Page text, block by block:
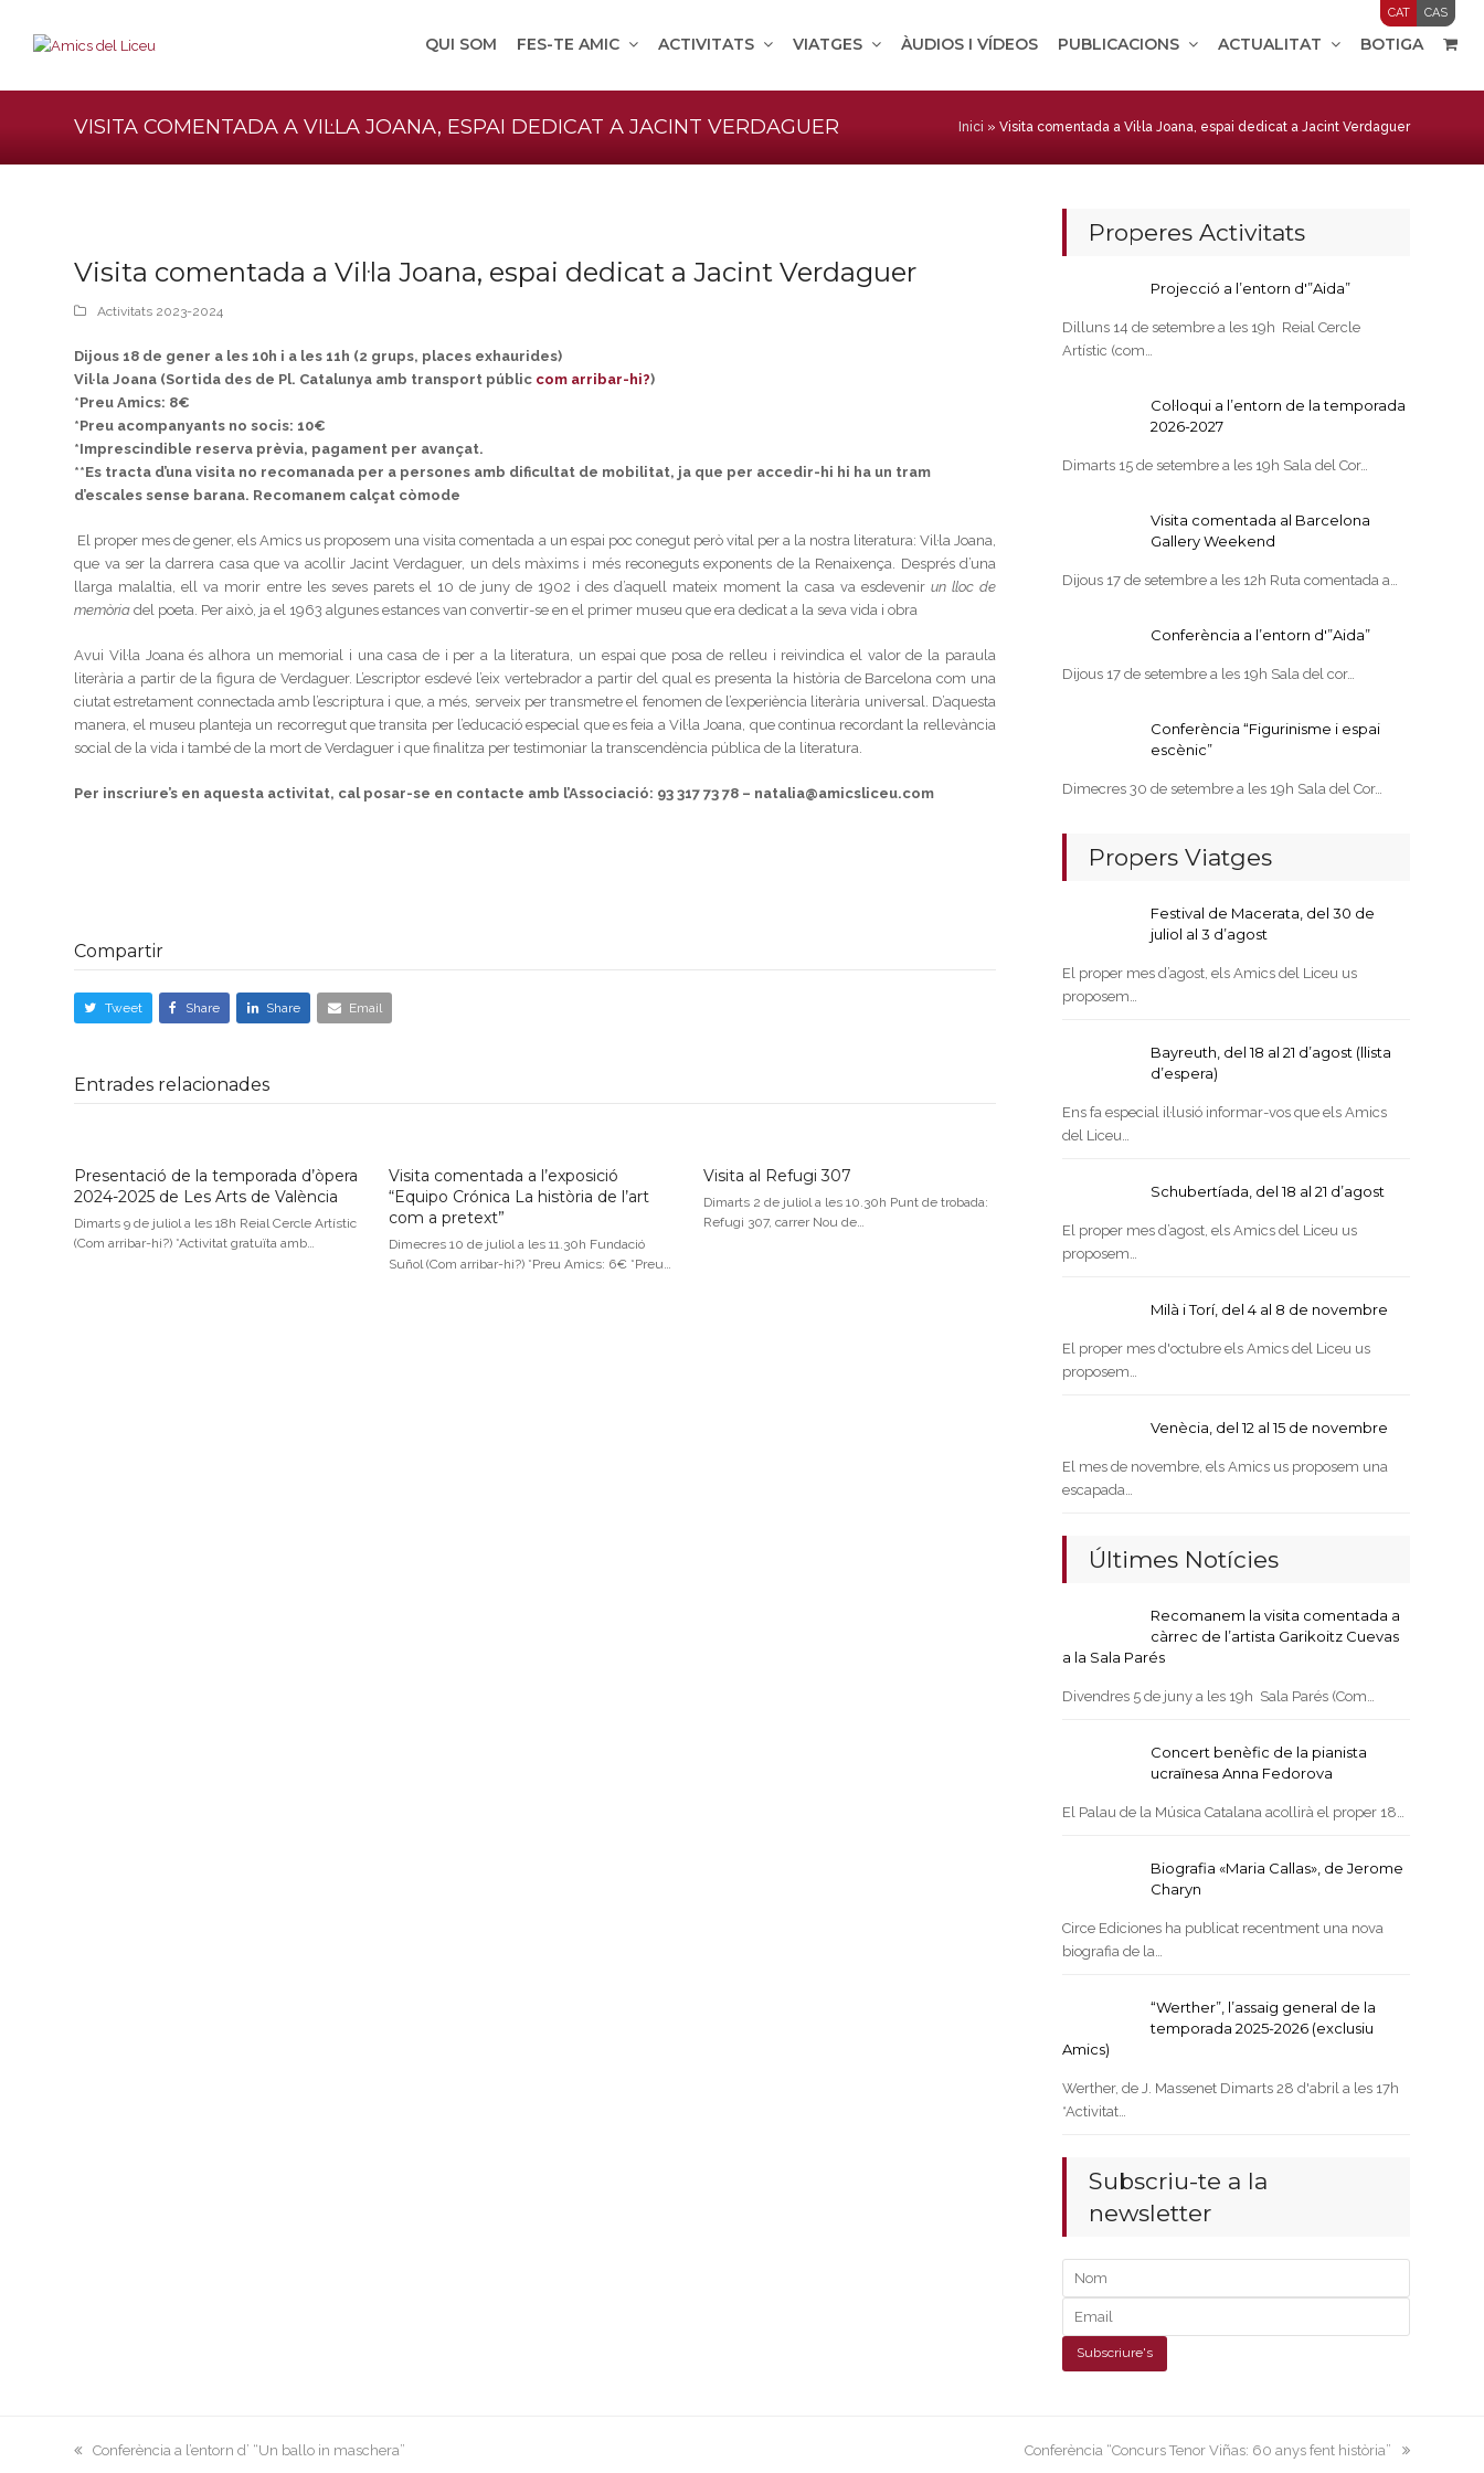
CAT CAS
QUI SOM FES-TE AMIC ACTIVITATS VIATGES ÀUDIOS I VÍDEOS PUBLICACIONS ACTUALITAT BOTIGA
VISITA COMENTADA A VIL·LA JOANA, ESPAI DEDICAT A JACINT VERDAGUER Inici » Visita comentada a Vil·la Joana, espai dedicat a Jacint Verdaguer
Visita comentada a Vil·la Joana, espai dedicat a Jacint Verdaguer
Activitats 2023-2024
Dijous 18 de gener a les 10h i a les 11h (2 grups, places exhaurides)
Vil·la Joana (Sortida des de Pl. Catalunya amb transport públic com arribar-hi?)
*Preu Amics: 8€
*Preu acompanyants no socis: 10€
*Imprescindible reserva prèvia, pagament per avançat.
**Es tracta d’una visita no recomanada per a persones amb dificultat de mobilitat, ja que per accedir-hi hi ha un tram
d’escales sense barana. Recomanem calçat còmode
El proper mes de gener, els Amics us proposem una visita comentada a un espai poc conegut però vital per a la nostra literatura: Vil·la Joana,
que va ser la darrera casa que va acollir Jacint Verdaguer, un dels màxims i més reconeguts exponents de la Renaixença. Després d’una
llarga malaltia, ell va morir entre les seves parets el 10 de juny de 1902 i des d’aquell mateix moment la casa va esdevenir un lloc de
memòria del poeta. Per això, ja el 1963 algunes estances van convertir-se en el primer museu que era dedicat a la seva vida i obra
Avui Vil·la Joana és alhora un memorial i una casa de i per a la literatura, un espai que posa de relleu i reivindica el valor de la paraula
literària a partir de la figura de Verdaguer. L’escriptor esdevé l’eix vertebrador a partir del qual es presenta la història de Barcelona com una
ciutat estretament connectada amb l’escriptura i que, a més, serveix per transmetre el fenomen de l’experiència literària universal. D’aquesta
manera, el museu planteja un recorregut que transita per l’educació especial que es feia a Vil·la Joana, que continua recordant la rellevància
social de la vida i també de la mort de Verdaguer i que finalitza per testimoniar la transcendència pública de la literatura.
Per inscriure’s en aquesta activitat, cal posar-se en contacte amb l’Associació: 93 317 73 78 – natalia@amicsliceu.com
Compartir
Tweet Share Share Email
Entrades relacionades
Presentació de la temporada d’òpera
2024-2025 de Les Arts de València
Dimarts 9 de juliol a les 18h Reial Cercle Artístic
(Com arribar-hi?) *Activitat gratuïta amb…
Visita comentada a l’exposició
“Equipo Crónica La història de l’art
com a pretext”
Dimecres 10 de juliol a les 11.30h Fundació
Suñol (Com arribar-hi?) *Preu Amics: 6€ *Preu…
Visita al Refugi 307
Dimarts 2 de juliol a les 10.30h Punt de trobada:
Refugi 307, carrer Nou de…
Properes Activitats
Projecció a l’entorn d'”Aida”
Dilluns 14 de setembre a les 19h Reial Cercle
Artístic (com…
Col·loqui a l’entorn de la temporada
2026-2027
Dimarts 15 de setembre a les 19h Sala del Cor…
Visita comentada al Barcelona
Gallery Weekend
Dijous 17 de setembre a les 12h Ruta comentada a…
Conferència a l’entorn d'”Aida”
Dijous 17 de setembre a les 19h Sala del cor…
Conferència “Figurinisme i espai
escènic”
Dimecres 30 de setembre a les 19h Sala del Cor…
Propers Viatges
Festival de Macerata, del 30 de
juliol al 3 d’agost
El proper mes d’agost, els Amics del Liceu us
proposem…
Bayreuth, del 18 al 21 d’agost (llista
d’espera)
Ens fa especial il·lusió informar-vos que els Amics
del Liceu…
Schubertíada, del 18 al 21 d’agost
El proper mes d’agost, els Amics del Liceu us
proposem…
Milà i Torí, del 4 al 8 de novembre
El proper mes d'octubre els Amics del Liceu us
proposem…
Venècia, del 12 al 15 de novembre
El mes de novembre, els Amics us proposem una
escapada…
Últimes Notícies
Recomanem la visita comentada a
càrrec de l’artista Garikoitz Cuevas
a la Sala Parés
Divendres 5 de juny a les 19h Sala Parés (Com…
Concert benèfic de la pianista
ucraïnesa Anna Fedorova
El Palau de la Música Catalana acollirà el proper 18…
Biografia «Maria Callas», de Jerome
Charyn
Circe Ediciones ha publicat recentment una nova
biografia de la…
“Werther”, l’assaig general de la
temporada 2025-2026 (exclusiu
Amics)
Werther, de J. Massenet Dimarts 28 d'abril a les 17h
*Activitat…
Subscriu-te a la
newsletter
previous
Conferència a l’entorn d’ “Un ballo in maschera”
next
Conferència “Concurs Tenor Viñas: 60 anys fent història”